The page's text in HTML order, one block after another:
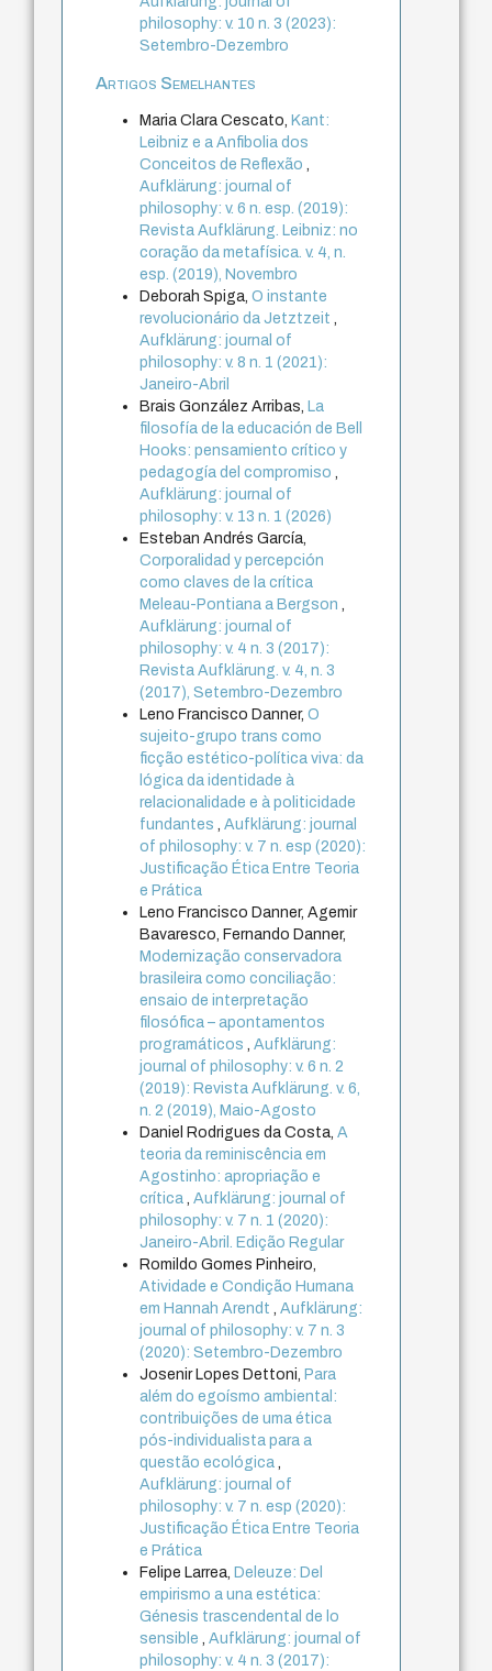
philosophy: v. 10 n. 3 (2023):
Setembro-Dezembro
Artigos Semelhantes
Maria Clara Cescato, Kant:
Leibniz e a Anfibolia dos
Conceitos de Reflexão,
Aufklärung: journal of
philosophy: v. 6 n. esp. (2019):
Revista Aufklärung. Leibniz: no
coração da metafísica. v. 4, n.
esp. (2019), Novembro
Deborah Spiga,O instante
revolucionário da Jetztzeit,
Aufklärung: journal of
philosophy: v. 8 n. 1 (2021):
Janeiro-Abril
Brais González Arribas, La
filosofía de la educación de Bell
Hooks: pensamiento crítico y
pedagogía del compromiso,
Aufklärung: journal of
philosophy: v. 13 n. 1 (2026)
Esteban Andrés García,
Corporalidad y percepción
como claves de la crítica
Meleau-Pontiana a Bergson,
Aufklärung: journal of
philosophy: v. 4 n. 3 (2017):
Revista Aufklärung. v. 4, n. 3
(2017), Setembro-Dezembro
Leno Francisco Danner,O
sujeito-grupo trans como
ficção estético-política viva: da
lógica da identidade à
relacionalidade e à politicidade
fundantes,Aufklärung: journal
of philosophy: v. 7 n. esp (2020):
Justificação Ética Entre Teoria
e Prática
Leno Francisco Danner, Agemir
Bavaresco, Fernando Danner,
Modernização conservadora
brasileira como conciliação:
ensaio de interpretação
filosófica – apontamentos
programáticos,Aufklärung:
journal of philosophy: v. 6 n. 2
(2019): Revista Aufklärung. v. 6,
n. 2 (2019), Maio-Agosto
Daniel Rodrigues da Costa,A
teoria da reminiscência em
Agostinho: apropriação e
crítica,Aufklärung: journal of
philosophy: v. 7 n. 1 (2020):
Janeiro-Abril. Edição Regular
Romildo Gomes Pinheiro,
Atividade e Condição Humana
em Hannah Arendt,Aufklärung:
journal of philosophy: v. 7 n. 3
(2020): Setembro-Dezembro
Josenir Lopes Dettoni, Para
além do egoísmo ambiental:
contribuições de uma ética
pós-individualista para a
questão ecológica,
Aufklärung: journal of
philosophy: v. 7 n. esp (2020):
Justificação Ética Entre Teoria
e Prática
Felipe Larrea, Deleuze: Del
empirismo a una estética:
Génesis trascendental de lo
sensible,Aufklärung: journal of
philosophy: v. 4 n. 3 (2017):